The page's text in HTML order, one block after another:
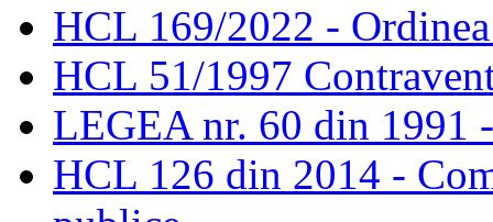
HCL 169/2022 -
HCL 51/1997
LEGEA nr. 60 din 1991
HCL 126 din 2014 -